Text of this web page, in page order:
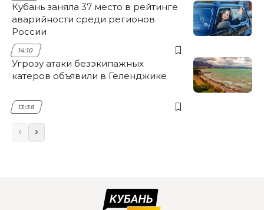
Кубань заняла 37 место в рейтинге
аварийности среди регионов
России
14:10
Угрозу атаки безэкипажных
катеров объявили в Геленджике
13:38